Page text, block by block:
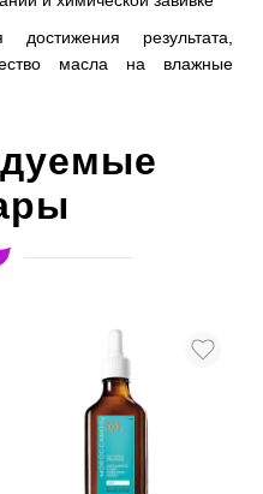
результата,
масла на влажные